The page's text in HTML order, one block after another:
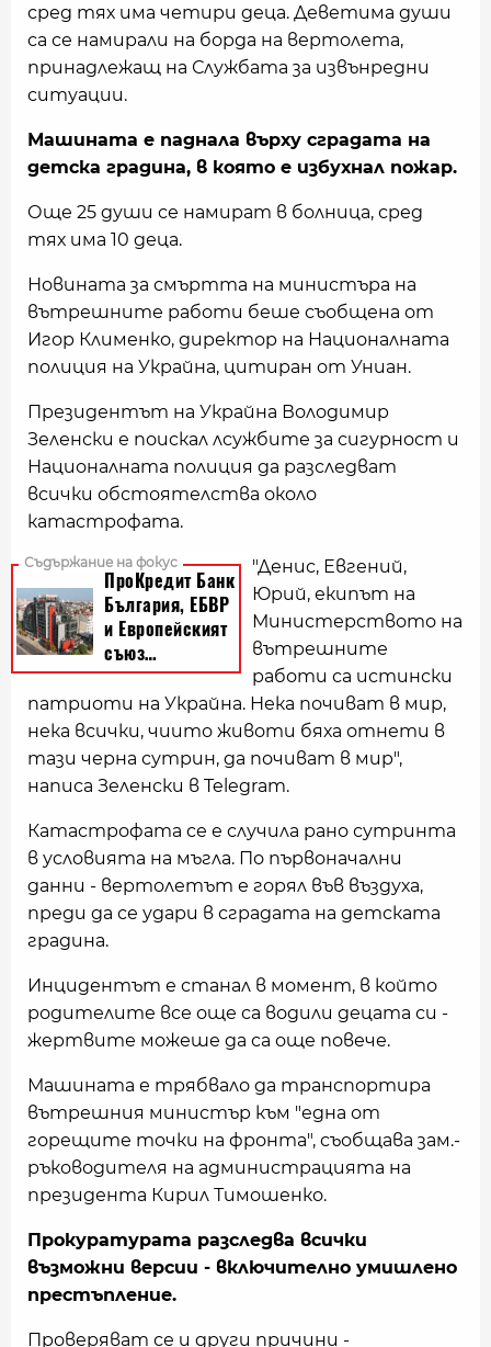
сред тях има четири деца. Деветима души
са се намирали на борда на вертолета,
принадлежащ на Службата за извънредни
ситуации.
Машината е паднала върху сградата на
детска градина, в която е избухнал пожар.
Още 25 души се намират в болница, сред
тях има 10 деца.
Новината за смъртта на министъра на
вътрешните работи беше съобщена от
Игор Клименко, директор на Националната
полиция на Украйна, цитиран от Униан.
Президентът на Украйна Володимир
Зеленски е поискал лсужбите за сигурност и
Националната полиция да разследват
всички обстоятелства около
катастрофата.
"Денис, Евгений,
Юрий, екипът на
Министерството на
вътрешните
работи са истински
патриоти на Украйна. Нека почиват в мир,
нека всички, чиито животи бяха отнети в
тази черна сутрин, да почиват в мир",
написа Зеленски в Telegram.
Катастрофата се е случила рано сутринта
в условията на мъгла. По първоначални
данни - вертолетът е горял във въздуха,
преди да се удари в сградата на детската
градина.
Инцидентът е станал в момент, в който
родителите все още са водили децата си -
жертвите можеше да са още повече.
Машината е трябвало да транспортира
вътрешния министър към "една от
горещите точки на фронта", съобщава зам.-
ръководителя на администрацията на
президента Кирил Тимошенко.
Прокуратурата разследва всички
възможни версии - включително умишлено
престъпление.
Проверяват се и други причини -